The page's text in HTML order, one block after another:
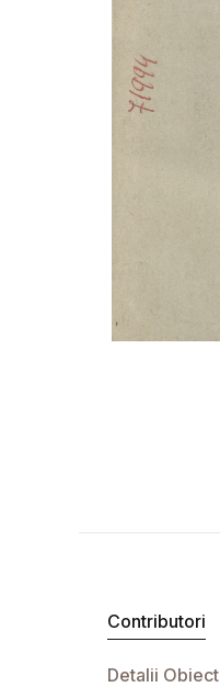
Contributori
Detalii Obiect